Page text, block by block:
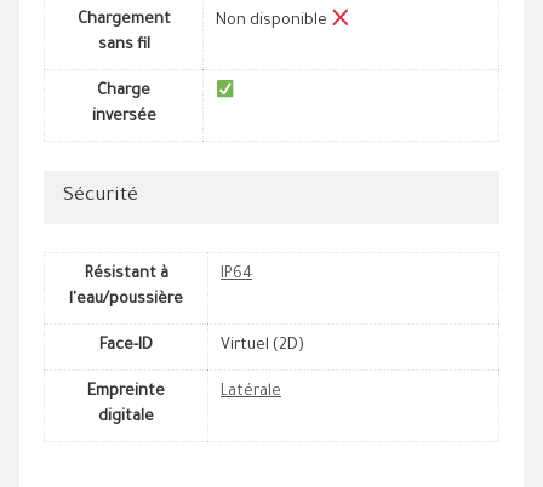
Chargement
sans fil
Non disponible
Charge
inversée
Sécurité
Résistant à
l'eau/poussière
IP64
Face-ID Virtuel (2D)
Empreinte
digitale
Latérale